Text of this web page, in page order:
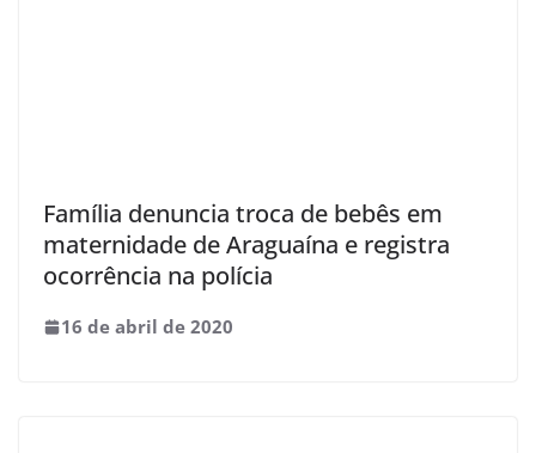
Família denuncia troca de bebês em
maternidade de Araguaína e registra
ocorrência na polícia
16 de abril de 2020